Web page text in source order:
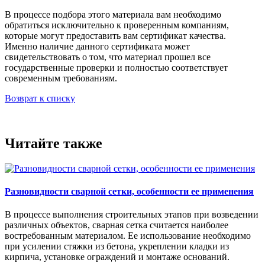
В процессе подбора этого материала вам необходимо
обратиться исключительно к проверенным компаниям,
которые могут предоставить вам сертификат качества.
Именно наличие данного сертификата может
свидетельствовать о том, что материал прошел все
государственные проверки и полностью соответствует
современным требованиям.
Возврат к списку
Читайте также
Разновидности сварной сетки, особенности ее применения
В процессе выполнения строительных этапов при возведении
различных объектов, сварная сетка считается наиболее
востребованным материалом. Ее использование необходимо
при усилении стяжки из бетона, укреплении кладки из
кирпича, установке ограждений и монтаже оснований.